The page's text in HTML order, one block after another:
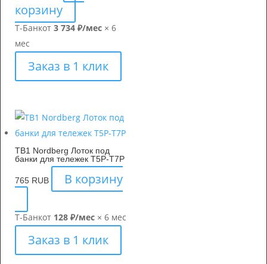
корзину
Т-Банкот 3 734 ₽/мес × 6
мес
Заказ в 1 клик
TB1 Nordberg Лоток под
банки для тележек T5P-T7P
765 RUB В корзину
Т-Банкот 128 ₽/мес × 6 мес
Заказ в 1 клик